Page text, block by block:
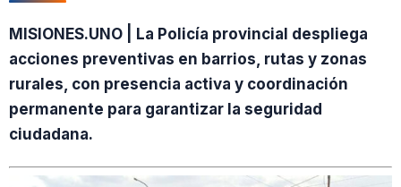
MISIONES.UNO | La Policía provincial despliega
acciones preventivas en barrios, rutas y zonas
rurales, con presencia activa y coordinación
permanente para garantizar la seguridad
ciudadana.